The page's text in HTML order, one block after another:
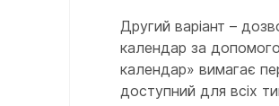
Другий варіант –
календар за
календар» вимагає
доступний для всіх